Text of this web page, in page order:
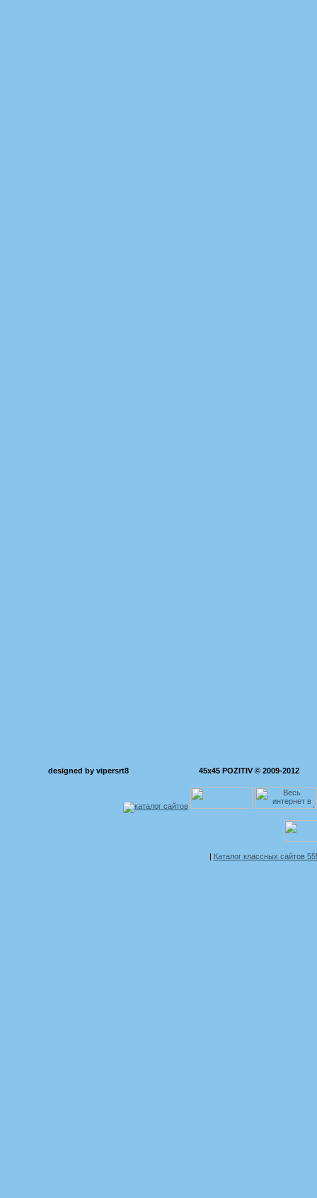
designed by vipersrt8 45x45 POZITIV © 2009-2012
Каталог классных сайтов